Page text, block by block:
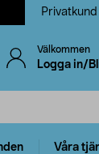
Privatkund
Välkommen
Logga in/
Våra